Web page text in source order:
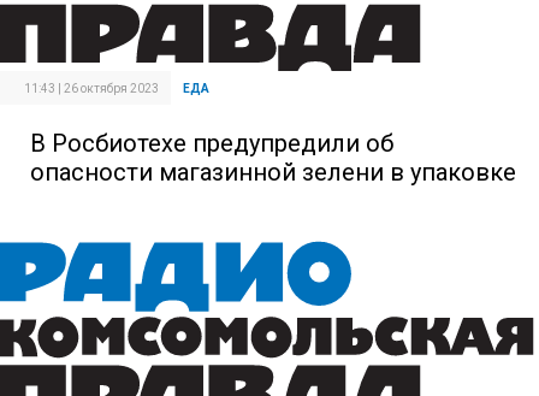
11:43 | 26 октября 2023 ЕДА
В Росбиотехе предупредили об
опасности магазинной зелени в упаковке